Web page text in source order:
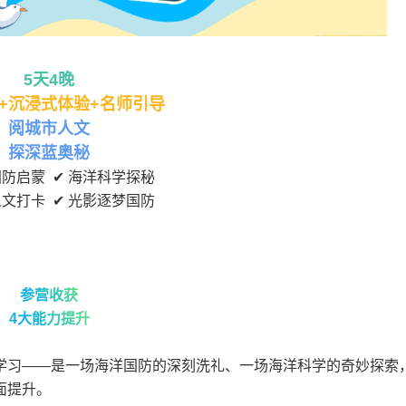
5天4晚
沉浸式体验+名师引导
阅城市人文
探深蓝奥秘
启蒙 ✔ 海洋科学探秘
打卡 ✔ 光影逐梦国防
参营收获
4大能力提升
习——是一场海洋国防的深刻洗礼、一场海洋科学的奇妙探索
升。